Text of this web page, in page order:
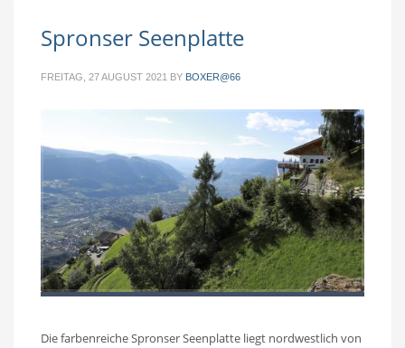
Spronser Seenplatte
FREITAG, 27 AUGUST 2021 BY BOXER@66
Die farbenreiche Spronser Seenplatte liegt nordwestlich von